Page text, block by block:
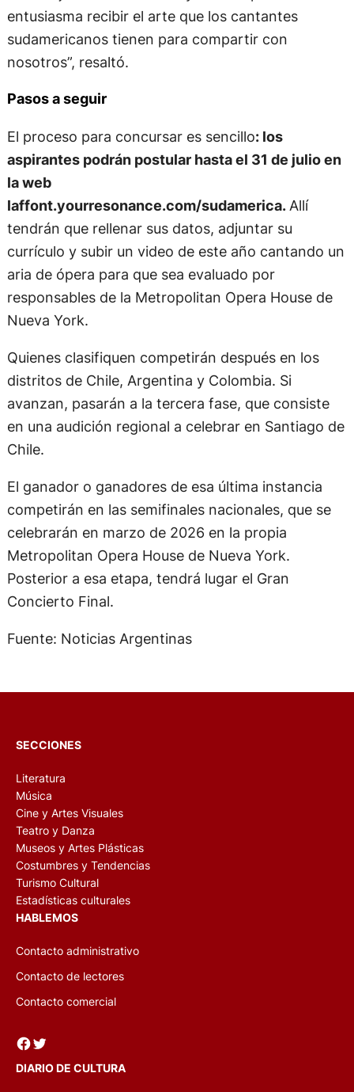
entusiasma recibir el arte que los cantantes
sudamericanos tienen para compartir con
nosotros”, resaltó.
Pasos a seguir
El proceso para concursar es sencillo: los
aspirantes podrán postular hasta el 31 de julio en
la web
laffont.yourresonance.com/sudamerica. Allí
tendrán que rellenar sus datos, adjuntar su
currículo y subir un video de este año cantando un
aria de ópera para que sea evaluado por
responsables de la Metropolitan Opera House de
Nueva York.
Quienes clasifiquen competirán después en los
distritos de Chile, Argentina y Colombia. Si
avanzan, pasarán a la tercera fase, que consiste
en una audición regional a celebrar en Santiago de
Chile.
El ganador o ganadores de esa última instancia
competirán en las semifinales nacionales, que se
celebrarán en marzo de 2026 en la propia
Metropolitan Opera House de Nueva York.
Posterior a esa etapa, tendrá lugar el Gran
Concierto Final.
Fuente: Noticias Argentinas
SECCIONES
Literatura
Música
Cine y Artes Visuales
Teatro y Danza
Museos y Artes Plásticas
Costumbres y Tendencias
Turismo Cultural
Estadísticas culturales
HABLEMOS
Contacto administrativo
Contacto de lectores
Contacto comercial
Facebook Twitter
DIARIO DE CULTURA